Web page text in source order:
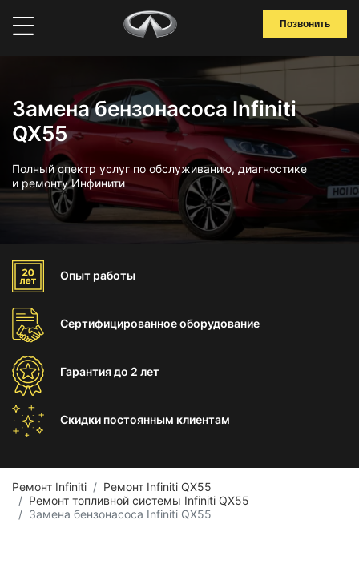
Позвонить
Замена бензонасоса Infiniti
QX55
Полный спектр услуг по обслуживанию, диагностике
и ремонту Инфинити
Опыт работы
Сертифицированноеоборудование
Гарантиядо 2 лет
Скидки постоянным клиентам
Ремонт Infiniti
Ремонт Infiniti QX55
Ремонт топливной системы Infiniti QX55
Замена бензонасоса Infiniti QX55